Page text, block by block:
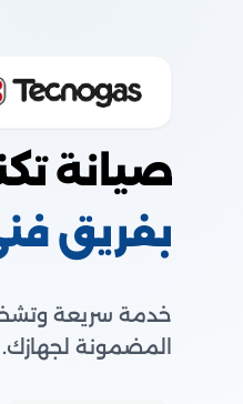
صيانة
بفريق
خدمة سريعة
المضمونة لجهازك.